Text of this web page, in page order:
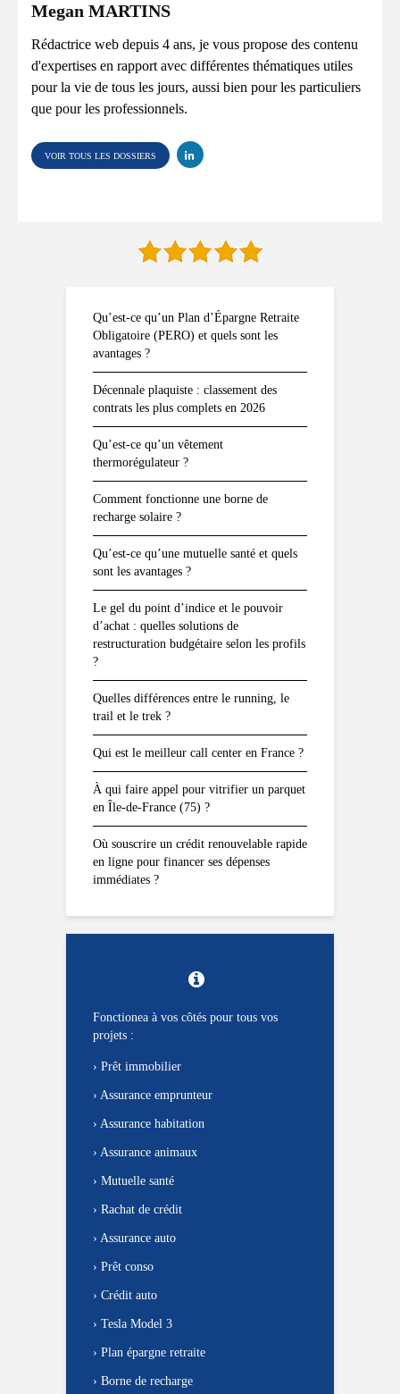
Megan MARTINS
Rédactrice web depuis 4 ans, je vous propose des contenu
d'expertises en rapport avec différentes thématiques utiles
pour la vie de tous les jours, aussi bien pour les particuliers
que pour les professionnels.
VOIR TOUS LES DOSSIERS
Qu’est-ce qu’un Plan d’Épargne Retraite
Obligatoire (PERO) et quels sont les
avantages ?
Décennale plaquiste : classement des
contrats les plus complets en 2026
Qu’est-ce qu’un vêtement
thermorégulateur ?
Comment fonctionne une borne de
recharge solaire ?
Qu’est-ce qu’une mutuelle santé et quels
sont les avantages ?
Le gel du point d’indice et le pouvoir
d’achat : quelles solutions de
restructuration budgétaire selon les profils
?
Quelles différences entre le running, le
trail et le trek ?
Qui est le meilleur call center en France ?
À qui faire appel pour vitrifier un parquet
en Île-de-France (75) ?
Où souscrire un crédit renouvelable rapide
en ligne pour financer ses dépenses
immédiates ?
Fonctionea à vos côtés pour tous vos
projets :
› Prêt immobilier
› Assurance emprunteur
› Assurance habitation
› Assurance animaux
› Mutuelle santé
› Rachat de crédit
› Assurance auto
› Prêt conso
› Crédit auto
› Tesla Model 3
› Plan épargne retraite
› Borne de recharge